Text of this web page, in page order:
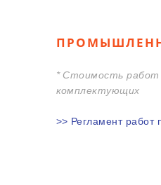
* Стоимость работ
комплектующих
>> Регламент